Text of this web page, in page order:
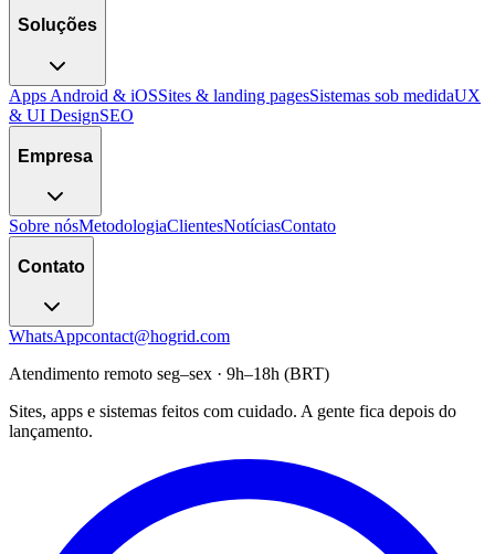
Soluções
Apps Android & iOSSites & landing pagesSistemas sob medidaUX
& UI DesignSEO
Empresa
Sobre nósMetodologiaClientesNotíciasContato
Contato
WhatsAppcontact@hogrid.com
Atendimento remoto seg–sex · 9h–18h (BRT)
Sites, apps e sistemas feitos com cuidado. A gente fica depois do
lançamento.